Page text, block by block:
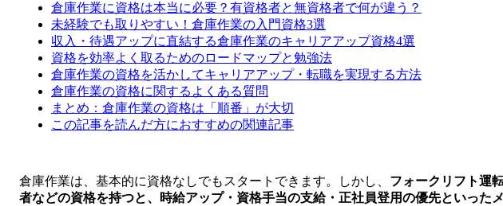
倉庫作業に資格は本当に必要？有資格者と無資格者で何が違う？
未経験でも取りやすい！倉庫作業の入門資格3選
収入・待遇アップに直結する倉庫作業のキャリアアップ資格4選
資格を効率よく取るためのロードマップと勉強法
倉庫作業の資格を活かしてキャリアアップ・転職を実現する方法
倉庫作業の資格に関するよくある質問
まとめ：倉庫作業の資格は「順番」が大切
この記事を読んだ方におすすめの関連記事
倉庫作業は、基本的に資格なしでもスタートできます。しかし、 フォークリフト運
者などの資格を持つと、時給アップ・資格手当の支給・正社員登用の優先といった